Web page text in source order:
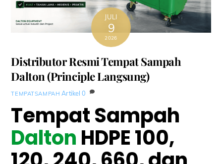
JULI
9
2026
Distributor Resmi Tempat Sampah
Dalton (Principle Langsung)
TEMPATSAMPAH Artikel 0
Tempat Sampah
Dalton HDPE 100,